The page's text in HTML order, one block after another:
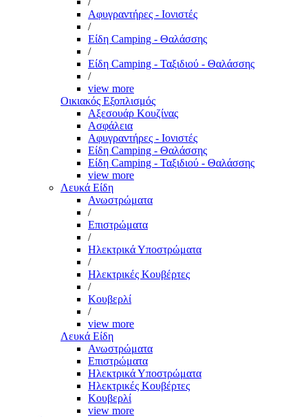
Αφυγραντήρες - Ιονιστές
/
Είδη Camping - Θαλάσσης
/
Είδη Camping - Ταξιδιού - Θαλάσσης
/
view more
Οικιακός Εξοπλισμός
Αξεσουάρ Κουζίνας
Ασφάλεια
Αφυγραντήρες - Ιονιστές
Είδη Camping - Θαλάσσης
Είδη Camping - Ταξιδιού - Θαλάσσης
view more
Λευκά Είδη
Ανωστρώματα
/
Επιστρώματα
/
Ηλεκτρικά Υποστρώματα
/
Ηλεκτρικές Κουβέρτες
/
Κουβερλί
/
view more
Λευκά Είδη
Ανωστρώματα
Επιστρώματα
Ηλεκτρικά Υποστρώματα
Ηλεκτρικές Κουβέρτες
Κουβερλί
view more